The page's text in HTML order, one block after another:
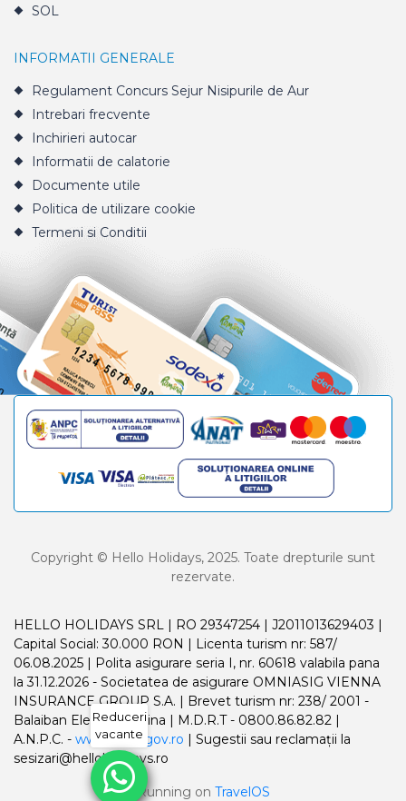
SOL
INFORMATII GENERALE
Regulament Concurs Sejur Nisipurile de Aur
Intrebari frecvente
Inchirieri autocar
Informatii de calatorie
Documente utile
Politica de utilizare cookie
Termeni si Conditii
Copyright © Hello Holidays, 2025. Toate drepturile sunt
rezervate.
HELLO HOLIDAYS SRL | RO 29347254 | J2011013629403 |
Capital Social: 30.000 RON | Licenta turism nr: 587/
06.08.2025 | Polita asigurare seria I, nr. 60618 valabila pana
la 31.12.2026 - Societatea de asigurare OMNIASIG VIENNA
INSURANCE GROUP S.A. | Brevet turism nr: 238/ 2001 -
Balaiban Elena Madalina | M.D.R.T - 0800.86.82.82 |
A.N.P.C. - www.anpc.gov.ro | Sugestii sau reclamații la
sesizari@helloholidays.ro
Running on TravelOS
Reduceri
vacante